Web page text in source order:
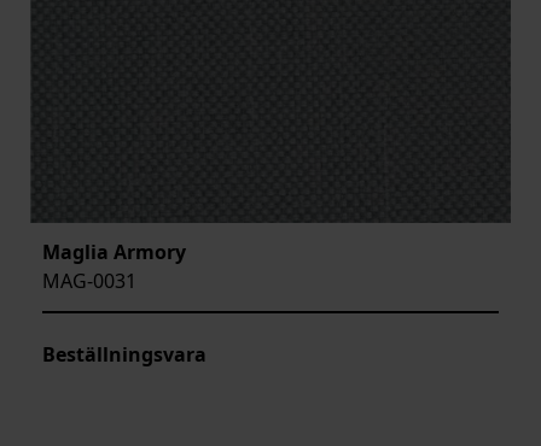
Maglia Armory
MAG-0031
Beställningsvara